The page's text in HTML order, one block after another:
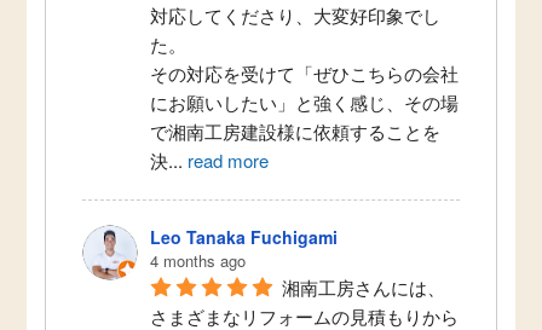
対応してくださり、大変好印象でし
た。
その対応を受けて「ぜひこちらの会社
にお願いしたい」と強く感じ、その場
で湘南工房建設様に依頼することを
決... read more
Leo Tanaka Fuchigami
4 months ago
湘南工房さんには、
さまざまなリフォームの見積もりから